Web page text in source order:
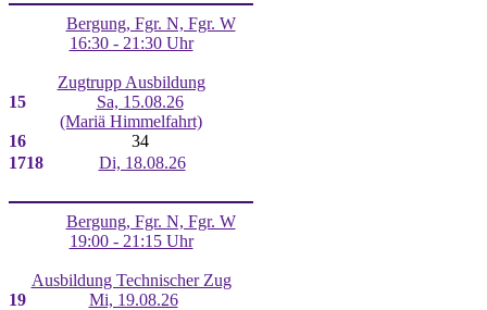
Bergung, Fgr. N, Fgr. W
16:30 - 21:30 Uhr
Zugtrupp Ausbildung
15
Sa, 15.08.26
(Mariä Himmelfahrt)
16
34
1718 Di, 18.08.26
Bergung, Fgr. N, Fgr. W
19:00 - 21:15 Uhr
Ausbildung Technischer Zug
19
Mi, 19.08.26